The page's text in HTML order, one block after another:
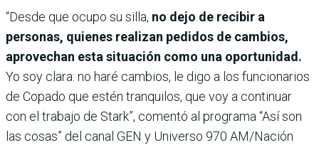
“Desde que ocupo su silla, no dejo de recibir a
personas, quienes realizan pedidos de cambios,
aprovechan esta situación como una oportunidad.
Yo soy clara: no haré cambios, le digo a los funcionarios
de Copado que estén tranquilos, que voy a continuar
con el trabajo de Stark”, comentó al programa “Así son
las cosas” del canal GEN y Universo 970 AM/Nación